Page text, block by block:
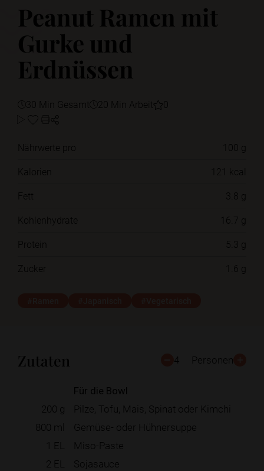
Peanut Ramen mit
Gurke und
Erdnüssen
30 Min Gesamt 20 Min Arbeit 0
Nährwerte pro
100 g
Kalorien
121 kcal
Fett
3.8 g
Kohlenhydrate
16.7 g
Protein
5.3 g
Zucker
1.6 g
Zutaten 4 Personen
Für die Bowl
200 g
Pilze, Tofu, Mais, Spinat oder Kimchi
800 ml
Gemüse- oder Hühnersuppe
1 EL
Miso-Paste
2 EL
Sojasauce